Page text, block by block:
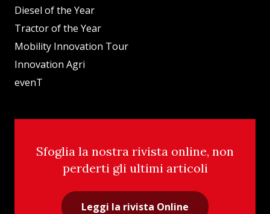
Diesel of the Year
Tractor of the Year
Mobility Innovation Tour
Innovation Agri
evenT
Sfoglia la nostra rivista online, non
perderti gli ultimi articoli
Leggi la rivista Online